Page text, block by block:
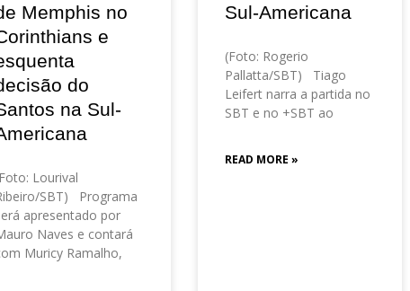
Memphis no
e
do
na Sul-
Lourival
SBT) Programa
apresentado por
Naves e contará
Muricy Ramalho,
Sul-Americana
(Foto: Rogerio
Pallatta/SBT) Tiago
Leifert narra a partida no
SBT e no +SBT ao
READ MORE »